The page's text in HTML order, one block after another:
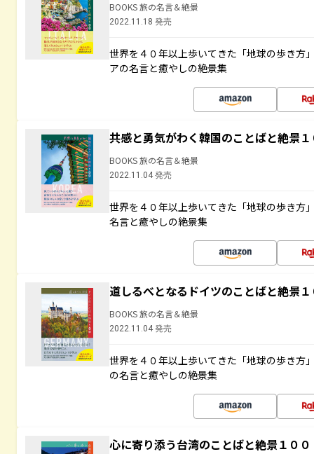
BOOKS 旅の名言＆絶景
2022.11.18 発売
世界を４０年以上歩いてきた「地球の歩き方
アの名言と癒やしの絶景集
共感と勇気がわく韓国のことばと絶景
BOOKS 旅の名言＆絶景
2022.11.04 発売
世界を４０年以上歩いてきた「地球の歩き方
名言と癒やしの絶景集
道しるべとなるドイツのことばと絶景
BOOKS 旅の名言＆絶景
2022.11.04 発売
世界を４０年以上歩いてきた「地球の歩き方
の名言と癒やしの絶景集
心に寄り添う台湾のことばと絶景１００